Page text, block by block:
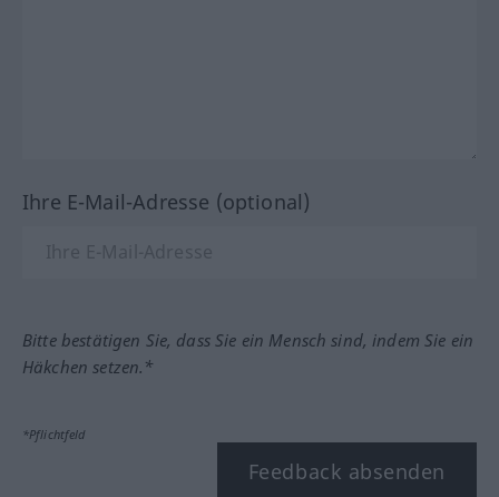
Ihre E-Mail-Adresse (optional)
Bitte bestätigen Sie, dass Sie ein Mensch sind, indem Sie ein
Häkchen setzen.*
*Pflichtfeld
Feedback absenden